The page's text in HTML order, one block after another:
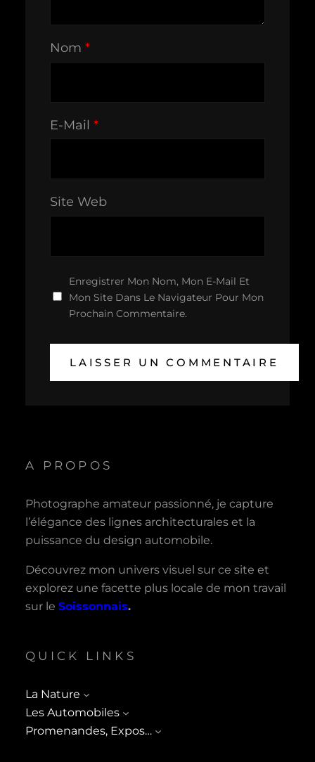
Nom *
E-Mail *
Site Web
Enregistrer Mon Nom, Mon E-Mail Et
Mon Site Dans Le Navigateur Pour Mon
Prochain Commentaire.
A PROPOS
Photographe amateur passionné, je capture
l’élégance des lignes architecturales et la
puissance du design automobile.
Découvrez mon univers visuel sur ce site et
explorez une facette plus locale de mon travail
sur le Soissonnais.
QUICK LINKS
La Nature
Les Automobiles
Promenandes, Expos…